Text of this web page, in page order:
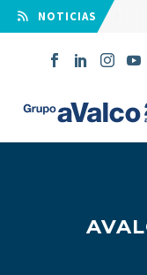
⠀NOTICIAS
AÑOS DE GRUPO AVALCO